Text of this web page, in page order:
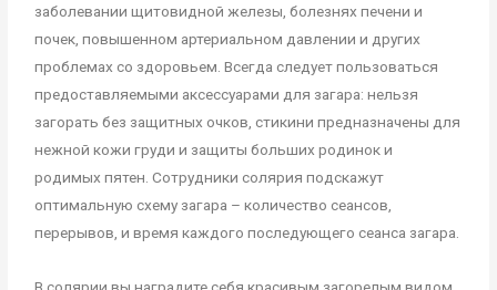
заболевании щитовидной железы, болезнях печени и
почек, повышенном артериальном давлении и других
проблемах со здоровьем. Всегда следует пользоваться
предоставляемыми аксессуарами для загара: нельзя
загорать без защитных очков, стикини предназначены для
нежной кожи груди и защиты больших родинок и
родимых пятен. Сотрудники солярия подскажут
оптимальную схему загара – количество сеансов,
перерывов, и время каждого последующего сеанса загара.